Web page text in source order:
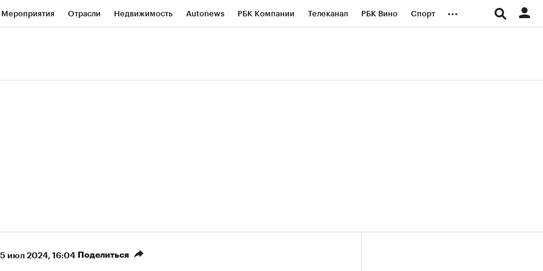
Мероприятия Отрасли Недвижимость Autonews РБК Компании Телеканал РБК Вино Спорт ...
июл 2024, 16:04 Поделиться